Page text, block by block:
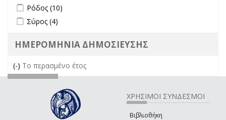
Apply Ρόδος filter
Ρόδος (10)
Apply Σύρος filter
Σύρος (4)
ΗΜΕΡΟΜΗΝΙΑ ΔΗΜΟΣΙΕΥΣΗΣ
(-) Remove Το περασμένο έτος filter
Το περασμένο έτος
ΧΡΗΣΙΜΟΙ ΣΥΝΔΕΣΜΟΙ
Βιβλιοθήκη